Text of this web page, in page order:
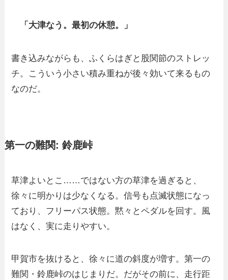
「大津なう。最初の休憩。」
書き込みながらも、ふくらはぎと股関節のストレッ
チ。こういう小さい積み重ねが後々効いて来るもの
なのだ。
第一の難関: 鈴鹿峠
草津よいとこ……ではない方の草津を過ぎると、
徐々に明かりは少なくなる。信号も点滅状態になっ
ており、フリーパス状態。黙々とペダルを回す。風
はなく、実に走りやすい。
甲賀市を抜けると、徐々に道の斜度が増す。第一の
難関・鈴鹿峠のはじまりだ。だがその前に、走行距